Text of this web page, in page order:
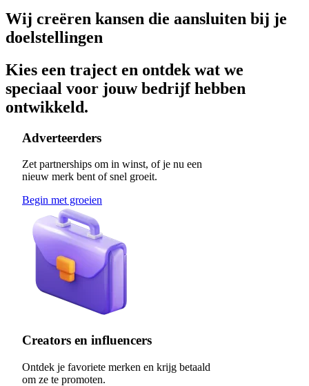
Wij creëren kansen die aansluiten bij je
doelstellingen
Kies een traject en ontdek wat we
speciaal voor jouw bedrijf hebben
ontwikkeld.
Adverteerders
Zet partnerships om in winst, of je nu een
nieuw merk bent of snel groeit.
Begin met groeien
Creators en influencers
Ontdek je favoriete merken en krijg betaald
om ze te promoten.